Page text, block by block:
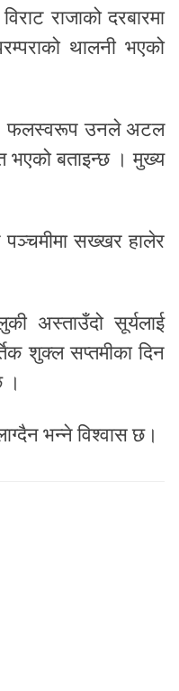
राजाको दरबारमा
थालनी भएको
। फलस्वरूप उनले अटल
भएको बताइन्छ । मुख्य
पञ्चमीमा सख्खर हालेर
अस्ताउँदो सूर्यलाई
शुक्ल सप्तमीका दिन
।
भन्ने विश्वास छ।